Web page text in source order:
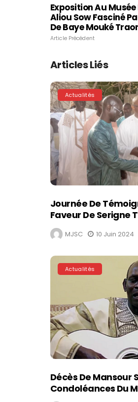
Exposition Au Musée
Aliou Sow Fasciné
De Baye Mouké
Article Précédent
Articles Liés
Actualités
Journée De
Faveur De Serigne
MJSC 10 Juin 2024
Actualités
Décès De Mansour
Condoléances Du